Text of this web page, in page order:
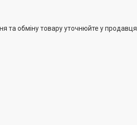
та обміну товару уточнюйте у продавця.